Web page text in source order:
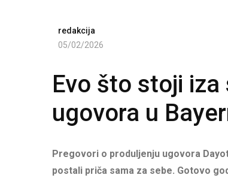
redakcija
05/02/2026
Evo što stoji
ugovora u
Pregovori o produljenju ugovora
postali priča sama za sebe. Gotovo